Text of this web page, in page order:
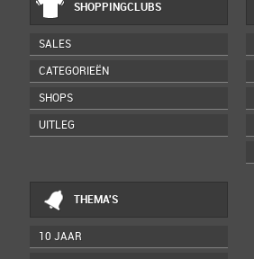
SHOPPINGCLUBS
SALES
CATEGORIEËN
SHOPS
UITLEG
THEMA'S
10 JAAR